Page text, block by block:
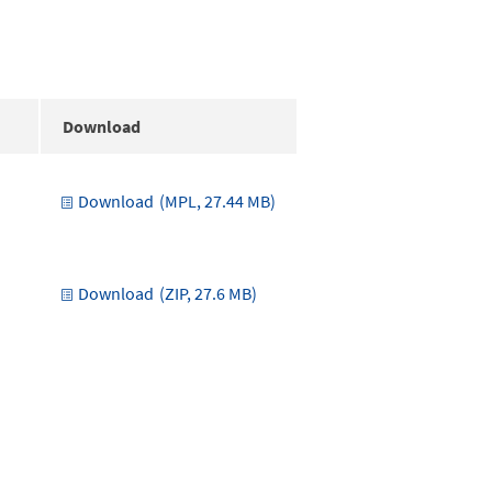
Download
Download (MPL, 27.44 MB)
Download (ZIP, 27.6 MB)